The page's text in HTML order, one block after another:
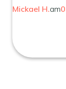
Mickael H.am